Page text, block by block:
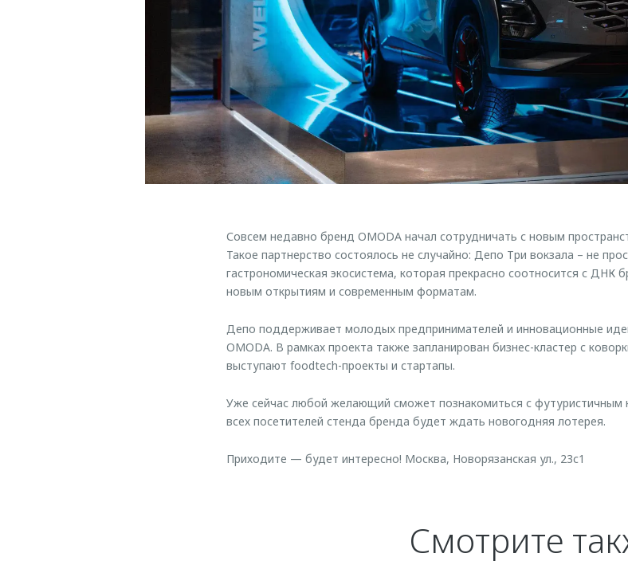
Совсем недавно бренд OMODA начал сотрудничать с новым
Такое партнерство состоялось не случайно: Депо Три вокзала – не
гастрономическая экосистема, которая прекрасно соотносится с ДНК
новым открытиям и современным форматам.
Депо поддерживает молодых предпринимателей и инновационные
OMODA. В рамках проекта также запланирован бизнес-кластер с
выступают foodtech-проекты и стартапы.
Уже сейчас любой желающий сможет познакомиться с футуристичным
всех посетителей стенда бренда будет ждать новогодняя лотерея.
Приходите — будет интересно! Москва, Новорязанская ул., 23с1
Смотрите